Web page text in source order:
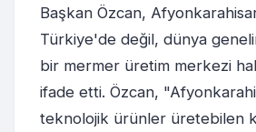
Başkan Özcan,
Türkiye'de değil, dünya
bir mermer üretim merkezi
ifade etti. Özcan,
teknolojik ürünler üretebilen